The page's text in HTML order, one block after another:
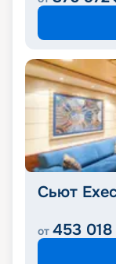
Сьют
от 453 018